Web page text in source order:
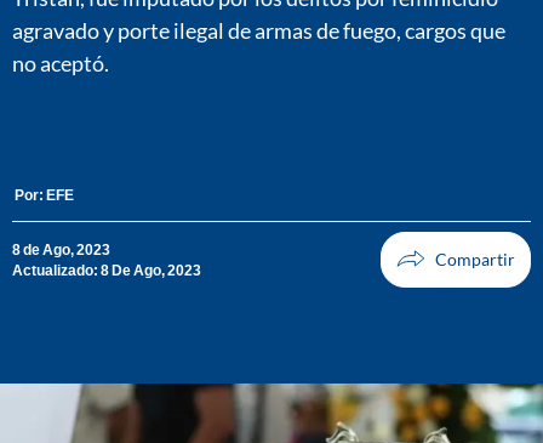
agravado y porte ilegal de armas de fuego, cargos que
no aceptó.
Por: EFE
8 de Ago, 2023
Actualizado: 8 De Ago, 2023